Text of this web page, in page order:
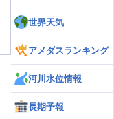
世界天気
アメダスランキング
河川水位情報
長期予報